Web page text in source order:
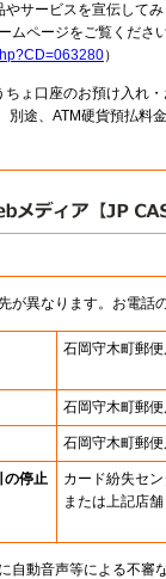
サービスを宣伝して
ムページをご覧くださ
）
ょ口座のお預け入れ
途、ATM硬貨預払料
が異なります。お電話
石岡守木町郵
石岡守木町郵
石岡守木町郵
の停止
カード紛失セ
または上記店舗
自動音声等による不審